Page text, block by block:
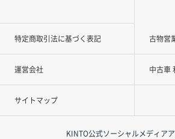
特定商取引法に基づく表記 古物営
運営会社 中古車
サイトマップ
KINTO公式ソーシャルメディア